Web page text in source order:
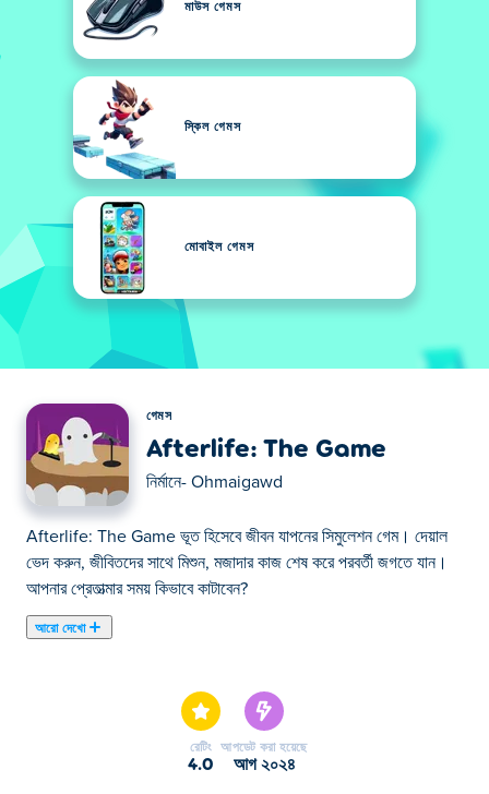
মাউস গেমস
স্কিল গেমস
মোবাইল গেমস
গেমস
Afterlife: The Game
নির্মানে- Ohmaigawd
Afterlife: The Game ভূত হিসেবে জীবন যাপনের সিমুলেশন গেম। দেয়াল
ভেদ করুন, জীবিতদের সাথে মিশুন, মজাদার কাজ শেষ করে পরবর্তী জগতে যান।
আপনার প্রেতাত্মার সময় কিভাবে কাটাবেন?
আরো দেখো
রেটিং
4.0
আপডেট করা হয়েছে
আগ ২০২৪